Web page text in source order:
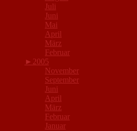
Juli
Juni
Mai
April
März
Februar
► 2005
November
September
Juni
April
März
Februar
Januar